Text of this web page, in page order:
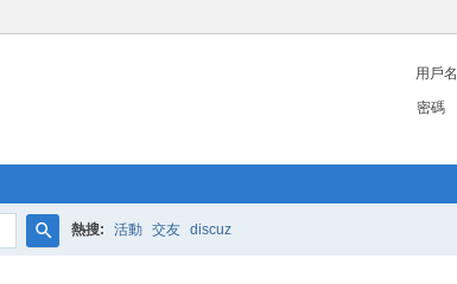
用戶名
密碼
熱搜: 活動 交友 discuz